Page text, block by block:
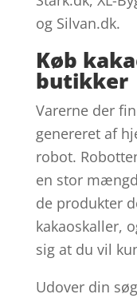
og Silvan.dk.
Køb
butikker
Varerne der
genereret af
robot.
en stor
de produkter
kakaoskaller,
sig at du vil
Udover din